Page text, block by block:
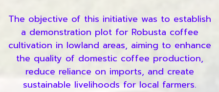
The objective of this initiative was to establish
a demonstration plot for Robusta coffee
cultivation in lowland areas, aiming to enhance
the quality of domestic coffee production,
reduce reliance on imports, and create
sustainable livelihoods for local farmers.